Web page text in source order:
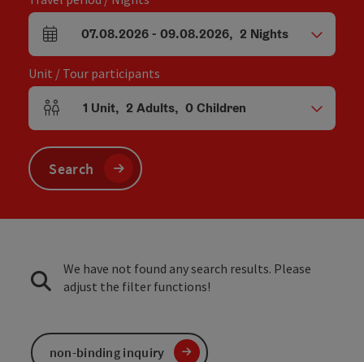
arrival and departure fields
07.08.2026- 09.08.2026, 2 Nights
Unit / Tour participants
Number of units and person fields
1 Unit, 2 Adults, 0Children
Search
We have not found any search results. Please
adjust the filter functions!
non-binding inquiry